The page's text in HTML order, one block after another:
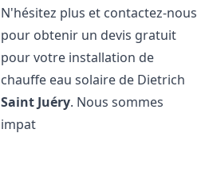
N'hésitez plus et contactez-nous
pour obtenir un devis gratuit
pour votre installation de
chauffe eau solaire de Dietrich
Saint Juéry. Nous sommes
impat